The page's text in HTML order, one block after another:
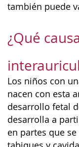
también puede
¿Qué
Los niños con
nacen con esta
desarrollo fetal
desarrolla a
en partes que